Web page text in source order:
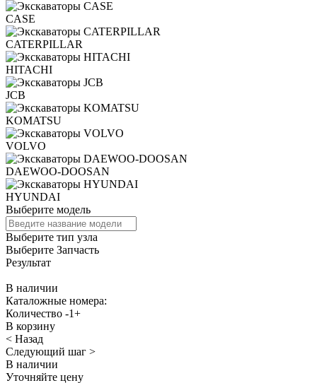
CASE
CATERPILLAR
HITACHI
JCB
KOMATSU
VOLVO
DAEWOO-DOOSAN
HYUNDAI
Выберите модель
Выберите тип узла
Выберите Запчасть
Результат
В наличии
Каталожные номера:
Количество -1+
В корзину
< Назад
Следующий шаг >
В наличии
Уточняйте цену